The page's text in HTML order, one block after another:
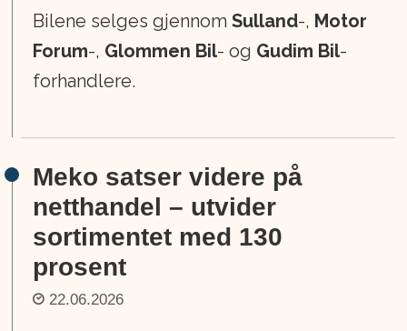
Bilene selges gjennomSulland-, Motor
Forum-, Glommen Bil- og Gudim Bil-
forhandlere.
Meko satser videre på
netthandel – utvider
sortimentet med 130
prosent
22.06.2026